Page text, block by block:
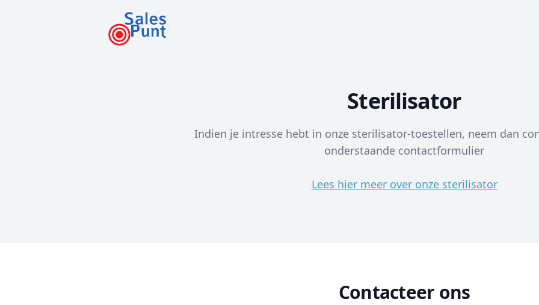
Sterilisator
Indien je intresse hebt in onze sterilisator-toestellen, neem dan
onderstaande contactformulier
Lees hier meer over onze sterilisator
Contacteer ons